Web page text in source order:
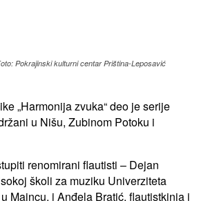
Pokrajinski kulturni centar Priština-Leposavić
„Harmonija zvuka“ deo je serije
u Nišu, Zubinom Potoku i
renomirani flautisti – Dejan
školi za muziku Univerziteta
Majncu, i Anđela Bratić, flautistkinja i